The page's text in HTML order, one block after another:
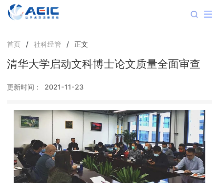
首页 / 社科经管 / 正文
清华大学启动文科博士论文质量全面审查
更新时间： 2021-11-23